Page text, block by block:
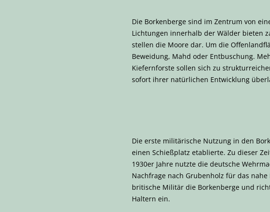
Die Borkenberge sind im Zentrum von
Lichtungen innerhalb der Wälder bieten
stellen die Moore dar. Um die
Beweidung, Mahd oder Entbuschung.
Kiefernforste sollen sich zu
sofort ihrer natürlichen Entwicklung
Die erste militärische Nutzung in den
einen Schießplatz etablierte. Zu dieser
1930er Jahre nutzte die deutsche
Nachfrage nach Grubenholz für das
britische Militär die Borkenberge und
Haltern ein.